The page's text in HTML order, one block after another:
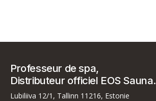
Professeur de spa,
Distributeur officiel EOS Sauna.
Lubiliiva 12/1, Tallinn 11216, Estonie